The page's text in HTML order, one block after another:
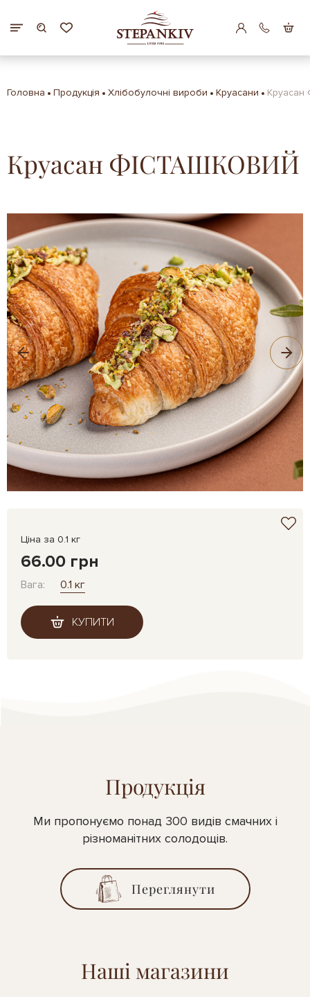
Головна Продукція Хлібобулочні вироби Круасани
Круасан ФІСТАШКОВИЙ
Ціна за 0.1 кг
66.00 грн
Вага: 0.1 кг
КУПИТИ
Продукція
Ми пропонуємо понад 300 видів смачних і
різноманітних солодощів.
Переглянути
Наші магазини